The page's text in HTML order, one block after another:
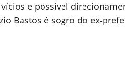
e possível
Bastos é sogro do ex-